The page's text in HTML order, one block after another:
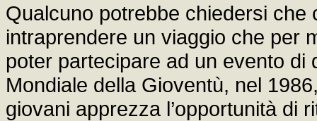
Qualcuno potrebbe chiedersi che
intraprendere un viaggio che per
poter partecipare ad un evento
Mondiale della Gioventù, nel
giovani apprezza l’opportunità di